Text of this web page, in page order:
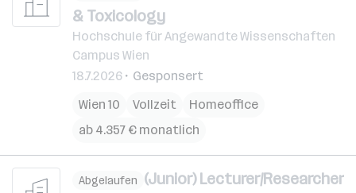
& Toxicology
Hochschule für Angewandte Wissenschaften
Campus Wien
18.7.2026
Gesponsert
Wien 10
Vollzeit
Homeoffice
ab 4.357 € monatlich
Abgelaufen (Junior) Lecturer/Researcher